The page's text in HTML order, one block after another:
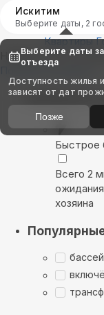
Искитим
Выберите даты, 2
Квартиры
Найдём, где
Показать на карте
Выбирайте
Быстрое
Всего 2
хозяина
Выберите даты
отъезда
Доступность жилья
зависят от дат
Позже